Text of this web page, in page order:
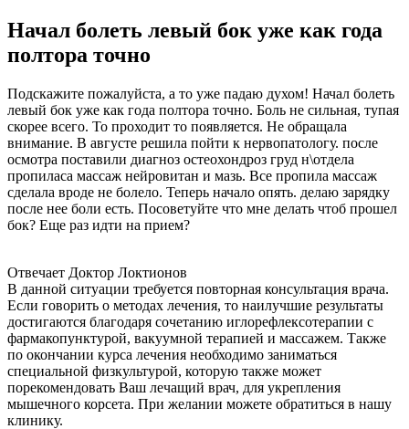
Начал болеть левый бок уже как года
полтора точно
Подскажите пожалуйста, а то уже падаю духом! Начал болеть
левый бок уже как года полтора точно. Боль не сильная, тупая
скорее всего. То проходит то появляется. Не обращала
внимание. В августе решила пойти к нервопатологу. после
осмотра поставили диагноз остеохондроз груд н\отдела
пропиласа массаж нейровитан и мазь. Все пропила массаж
сделала вроде не болело. Теперь начало опять. делаю зарядку
после нее боли есть. Посоветуйте что мне делать чтоб прошел
бок? Еще раз идти на прием?
Отвечает Доктор Локтионов
В данной ситуации требуется повторная консультация врача.
Если говорить о методах лечения, то наилучшие результаты
достигаются благодаря сочетанию иглорефлексотерапии с
фармакопунктурой, вакуумной терапией и массажем. Также
по окончании курса лечения необходимо заниматься
специальной физкультурой, которую также может
порекомендовать Ваш лечащий врач, для укрепления
мышечного корсета. При желании можете обратиться в нашу
клинику.